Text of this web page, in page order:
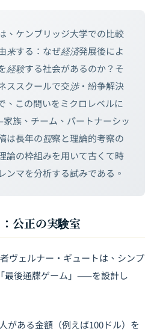
、ケンブリッジ大学での比較
来する：なぜ経済発展後によ
経験する社会があるのか？そ
ススクールで交渉・紛争解決
、この問いをミクロレベルに
族、チーム、パートナーシッ
は長年の観察と理論的考察の
論の枠組みを用いて古くて時
ンマを分析する試みである。
公正の実験室
ヴェルナー・ギュートは、シンプ
最後通牒ゲーム」——を設計し
がある金額（例えば100ドル）を